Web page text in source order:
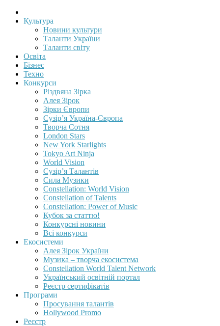
Культура
Новини культури
Таланти України
Таланти світу
Освіта
Бізнес
Техно
Конкурси
Різдвяна Зірка
Алея Зірок
Зірки Європи
Сузір’я Україна-Європа
Творча Сотня
London Stars
New York Starlights
Tokyo Art Ninja
World Vision
Сузір’я Талантів
Сила Музики
Constellation: World Vision
Constellation of Talents
Constellation: Power of Music
Кубок за статтю!
Конкурсні новини
Всі конкурси
Екосистеми
Алея Зірок України
Музика – творча екосистема
Constellation World Talent Network
Український освітній портал
Реєстр сертифікатів
Програми
Просування талантів
Hollywood Promo
Реєстр